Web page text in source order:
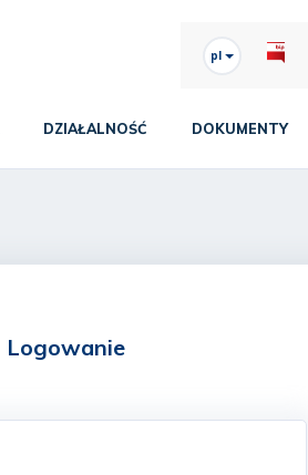
pl
DZIAŁALNOŚĆ DOKUMENTY
Logowanie